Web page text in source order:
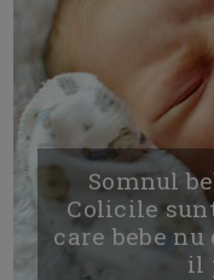
Somnul
Colicile
care bebe
il